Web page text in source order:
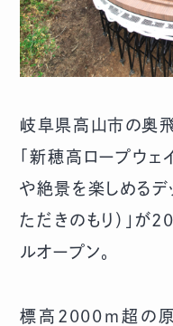
岐阜県高山市の奥
「新穂高ロープウェ
や絶景を楽しめるデ
ただきのもり）」が
ルオープン。
標高2000ｍ超の